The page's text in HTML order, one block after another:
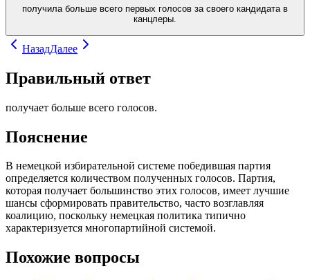
получила больше всего первых голосов за своего кандидата в
канцлеры.
НазадДалее
Правильный ответ
получает больше всего голосов.
Пояснение
В немецкой избирательной системе победившая партия
определяется количеством полученных голосов. Партия,
которая получает большинство этих голосов, имеет лучшие
шансы сформировать правительство, часто возглавляя
коалицию, поскольку немецкая политика типично
характеризуется многопартийной системой.
Похожие вопросы